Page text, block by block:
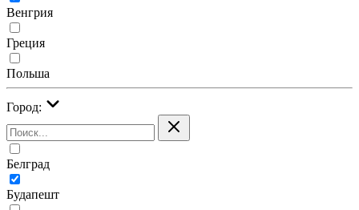
Венгрия
Греция
Польша
Город:
Белград
Будапешт